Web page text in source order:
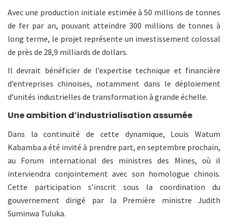
Avec une production initiale estimée à 50 millions de tonnes
de fer par an, pouvant atteindre 300 millions de tonnes à
long terme, le projet représente un investissement colossal
de près de 28,9 milliards de dollars.
Il devrait bénéficier de l’expertise technique et financière
d’entreprises chinoises, notamment dans le déploiement
d’unités industrielles de transformation à grande échelle.
Une ambition d’industrialisation assumée
Dans la continuité de cette dynamique, Louis Watum
Kabamba a été invité à prendre part, en septembre prochain,
au Forum international des ministres des Mines, où il
interviendra conjointement avec son homologue chinois.
Cette participation s’inscrit sous la coordination du
gouvernement dirigé par la Première ministre Judith
Suminwa Tuluka.